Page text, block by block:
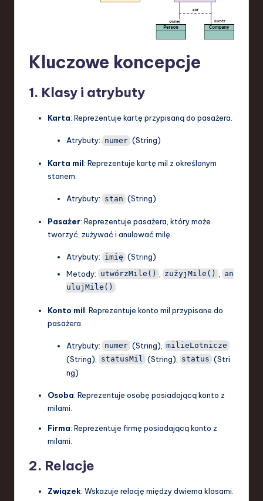
Kluczowe koncepcje
1. Klasy i atrybuty
Karta: Reprezentuje kartę przypisaną do pasażera.
Atrybuty: numer (String)
Karta mil: Reprezentuje kartę mil z określonym
stanem.
Atrybuty: stan (String)
Pasażer: Reprezentuje pasażera, który może
tworzyć, zużywać i anulować milę.
Atrybuty: imię (String)
Metody: utwórzMile() , zużyjMile() , an
ulujMile()
Konto mil: Reprezentuje konto mil przypisane do
pasażera.
Atrybuty: numer (String), milieLotnicze
(String), statusMil (String), status (Stri
ng)
Osoba: Reprezentuje osobę posiadającą konto z
milami.
Firma: Reprezentuje firmę posiadającą konto z
milami.
2. Relacje
Związek: Wskazuje relację między dwiema klasami.